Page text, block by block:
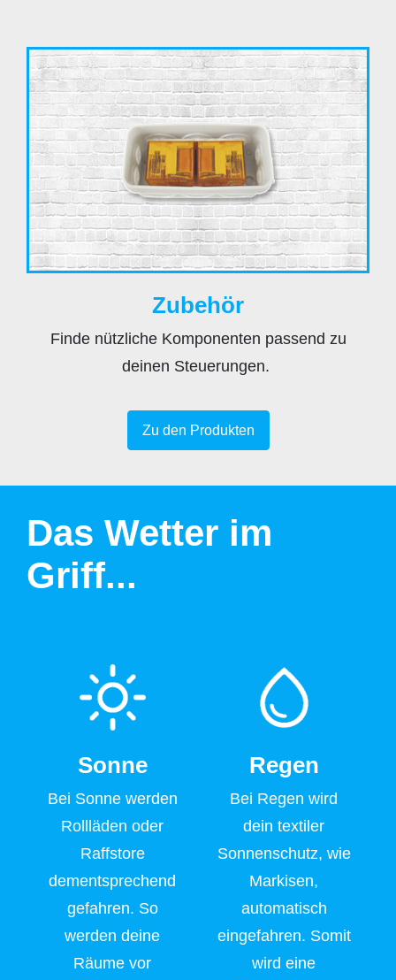
Zubehör
Finde nützliche Komponenten passend zu
deinen Steuerungen.
Zu den Produkten
Das Wetter im
Griff...
Sonne
Bei Sonne werden
Rollläden oder
Raffstore
dementsprechend
gefahren. So
werden deine
Räume vor
Regen
Bei Regen wird
dein textiler
Sonnenschutz, wie
Markisen,
automatisch
eingefahren. Somit
wird eine